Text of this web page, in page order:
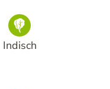
Indisch